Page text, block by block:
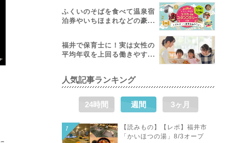
ふくいのそばを食べて温泉宿
泊券やいちほまれなどの豪...
福井で保育士に！実は女性の
平均年収を上回る働きやす...
人気記事ランキング
24時間 週間 3ヶ月
【読みもの】【レポ】福井市
「かいほつの湯」8/3オープ